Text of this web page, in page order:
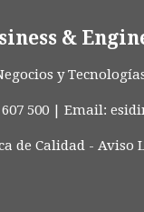
&
y
607 500 | Email:
de Calidad- Aviso